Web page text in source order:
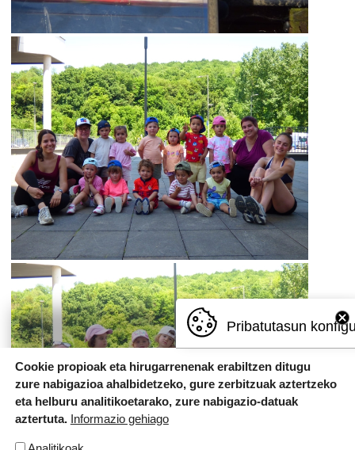
Pribatutasun
Cookie propioak eta hirugarrenenak erabiltzen ditugu
zure nabigazioa ahalbidetzeko, gure zerbitzuak aztertzeko
eta helburu analitikoetarako, zure nabigazio-datuak
aztertuta. Informazio gehiago